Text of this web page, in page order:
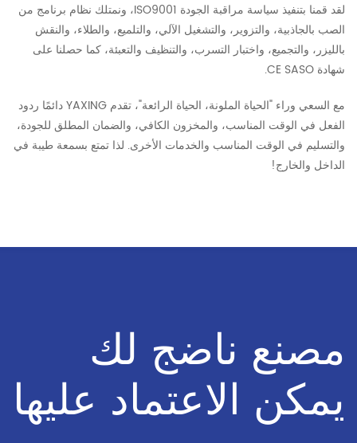
لقد قمنا بتنفيذ سياسة مراقبة الجودة ISO9001، ونمتلك نظام برنامج من
الصب بالجاذبية، والتزوير، والتشغيل الآلي، والتلميع، والطلاء، والنقش
بالليزر، والتجميع، واختبار التسرب، والتنظيف والتعبئة، كما حصلنا على
شهادة CE SASO.
مع السعي وراء "الحياة الملونة، الحياة الرائعة"، تقدم YAXING دائمًا ردود
الفعل في الوقت المناسب، والمخزون الكافي، والضمان المطلق للجودة،
والتسليم في الوقت المناسب والخدمات الأخرى. لذا تمتع بسمعة طيبة في
الداخل والخارج!
مصنع ناضج لك
يمكن الاعتماد عليها